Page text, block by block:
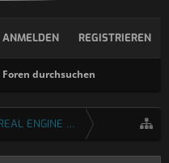
Foren durchsuchen
ANMELDEN REGISTRIEREN
ENGINE 4 & 5 VR INJEKTOR